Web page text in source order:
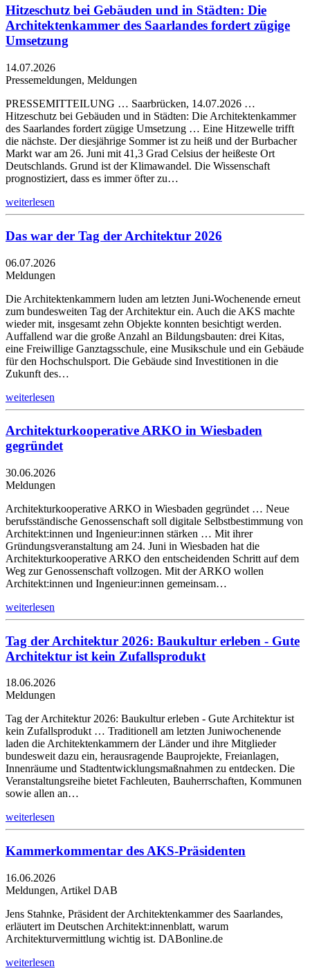
Hitzeschutz bei Gebäuden und in Städten: Die
Architektenkammer des Saarlandes fordert zügige
Umsetzung
14.07.2026
Pressemeldungen, Meldungen
PRESSEMITTEILUNG … Saarbrücken, 14.07.2026 …
Hitzeschutz bei Gebäuden und in Städten: Die Architektenkammer
des Saarlandes fordert zügige Umsetzung … Eine Hitzewelle trifft
die nächste. Der diesjährige Sommer ist zu heiß und der Burbacher
Markt war am 26. Juni mit 41,3 Grad Celsius der heißeste Ort
Deutschlands. Grund ist der Klimawandel. Die Wissenschaft
prognostiziert, dass es immer öfter zu…
weiterlesen
Das war der Tag der Architektur 2026
06.07.2026
Meldungen
Die Architektenkammern luden am letzten Juni-Wochenende erneut
zum bundesweiten Tag der Architektur ein. Auch die AKS machte
wieder mit, insgesamt zehn Objekte konnten besichtigt werden.
Auffallend war die große Anzahl an Bildungsbauten: drei Kitas,
eine Freiwillige Ganztagsschule, eine Musikschule und ein Gebäude
für den Hochschulsport. Die Gebäude sind Investitionen in die
Zukunft des…
weiterlesen
Architekturkooperative ARKO in Wiesbaden
gegründet
30.06.2026
Meldungen
Architekturkooperative ARKO in Wiesbaden gegründet … Neue
berufsständische Genossenschaft soll digitale Selbstbestimmung von
Architekt:innen und Ingenieur:innen stärken … Mit ihrer
Gründungsveranstaltung am 24. Juni in Wiesbaden hat die
Architekturkooperative ARKO den entscheidenden Schritt auf dem
Weg zur Genossenschaft vollzogen. Mit der ARKO wollen
Architekt:innen und Ingenieur:innen gemeinsam…
weiterlesen
Tag der Architektur 2026: Baukultur erleben - Gute
Architektur ist kein Zufallsprodukt
18.06.2026
Meldungen
Tag der Architektur 2026: Baukultur erleben - Gute Architektur ist
kein Zufallsprodukt … Traditionell am letzten Juniwochenende
laden die Architektenkammern der Länder und ihre Mitglieder
bundesweit dazu ein, herausragende Bauprojekte, Freianlagen,
Innenräume und Stadtentwicklungsmaßnahmen zu entdecken. Die
Veranstaltungsreihe bietet Fachleuten, Bauherrschaften, Kommunen
sowie allen an…
weiterlesen
Kammerkommentar des AKS-Präsidenten
16.06.2026
Meldungen, Artikel DAB
Jens Stahnke, Präsident der Architektenkammer des Saarlandes,
erläutert im Deutschen Architekt:innenblatt, warum
Architekturvermittlung wichtig ist. DABonline.de
weiterlesen